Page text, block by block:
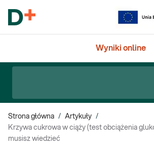
Wyniki online
Strona główna / Artykuły /
Krzywa cukrowa w ciąży (test obciążenia
musisz wiedzieć